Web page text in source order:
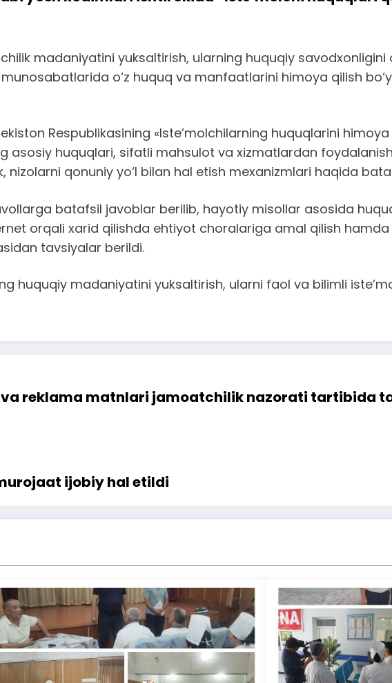
madaniyatini yuksaltirish, ularning huquqiy
o‘z huquq va manfaatlarini himoya qilish
Respublikasining «Iste’molchilarning huquqlarini himoya
asosiy huquqlari, sifatli mahsulot va xizmatlardan
qonuniy yo‘l bilan hal etish mexanizmlari haqida
batafsil javoblar berilib, hayotiy misollar asosida
orqali xarid qilishda ehtiyot choralariga amal qilish
tavsiyalar berildi.
huquqiy madaniyatini yuksaltirish, ularni faol va bilimli
reklama matnlari jamoatchilik nazorati tartibida
ijobiy hal etildi